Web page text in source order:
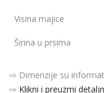
Visina majice
Širina u prsima
⇨ Dimenzije su
⇨ Klikni i preuzmi